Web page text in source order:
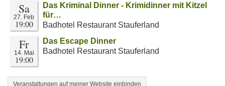
Sa
27. Feb
19:00
Das Kriminal Dinner - Krimidinner mit Kitzel
für…
Badhotel Restaurant Stauferland
Fr
14. Mai
19:00
Das Escape Dinner
Badhotel Restaurant Stauferland
Veranstaltungen auf meiner Website einbinden